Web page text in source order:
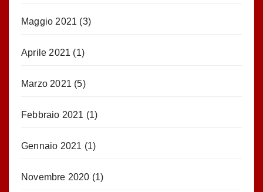
Maggio 2021 (3)
Aprile 2021 (1)
Marzo 2021 (5)
Febbraio 2021 (1)
Gennaio 2021 (1)
Novembre 2020 (1)